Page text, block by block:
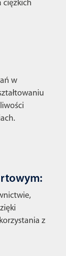
ciężkich
w
z